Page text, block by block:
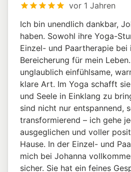
vor 1 Jahren
Ich bin unendlich dankbar,
haben. Sowohl ihre Yoga-
Einzel- und Paartherapie bei
Bereicherung für mein
unglaublich einfühlsame,
klare Art. Im Yoga schafft
und Seele in Einklang zu
sind nicht nur entspannend,
transformierend – ich gehe
ausgeglichen und voller
Hause. In der Einzel- und
mich bei Johanna
sicher. Sie hat ein feines